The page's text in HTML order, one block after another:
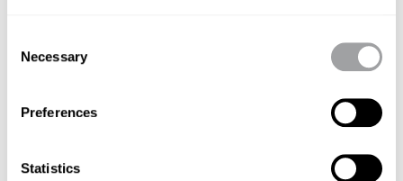
Selection
Necessary
Preferences
Statistics